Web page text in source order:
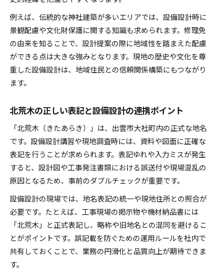
例えば、伝統的な神社建築が多いエリアでは、設備設計時に
景観配慮や文化財保護に関する知識も求められます。修理免
の由来を知ることで、設計提案の際に地域性を踏まえた配慮
ができる点は大きな強みとなります。現地の歴史や文化を尊
重した設備設計は、地域住民との信頼関係構築にもつながり
ます。
北荒木の正しい表記と設備設計の連携ポイント
「北荒木（きたあらき）」は、出雲市大社町内の正式な地名
です。設備設計講習や現地調査時には、資料や図面に正確な
表記を行うことが求められます。表記ゆれや入力ミスが発生
すると、設計図や工事発注書類における誤送付や現場混乱の
原因となるため、事前のダブルチェックが重要です。
設備設計の現場では、地名表記の統一や現地住所との照合が
必要です。たとえば、工事現場の掲示物や機材納品書には
「北荒木」と正式表記し、略称や旧地名との混同を避けるこ
とがポイントです。誤記載を防ぐための運用ルールを社内で
共有しておくことで、業務の円滑化と品質向上が期待できま
す。